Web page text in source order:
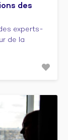
des
experts-
de la